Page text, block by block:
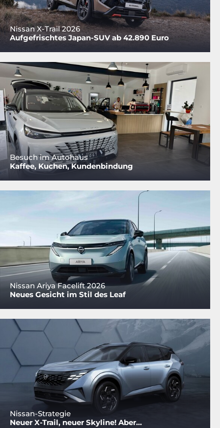
Nissan X-Trail 2026
Aufgefrischtes Japan-SUV ab 42.890 Euro
Besuch im Autohaus
Kaffee, Kuchen, Kundenbindung
Nissan Ariya Facelift 2026
Neues Gesicht im Stil des Leaf
Nissan-Strategie
Neuer X-Trail, neuer Skyline! Aber...